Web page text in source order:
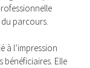
parcours.
à l’impression
bénéficiaires. Elle